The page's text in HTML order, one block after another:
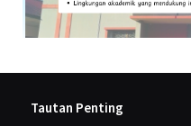
Tautan Penting